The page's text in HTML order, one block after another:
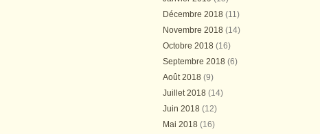
Décembre 2018 (11)
Novembre 2018 (14)
Octobre 2018 (16)
Septembre 2018 (6)
Août 2018 (9)
Juillet 2018 (14)
Juin 2018 (12)
Mai 2018 (16)